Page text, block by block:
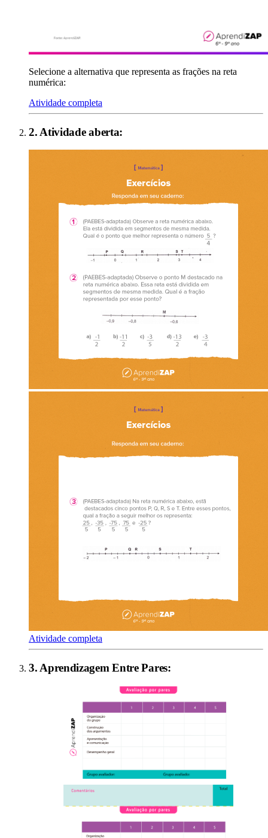
Selecione a alternativa que representa as frações na reta
numérica:
Atividade completa
2. Atividade aberta:
Atividade completa
3. Aprendizagem Entre Pares: